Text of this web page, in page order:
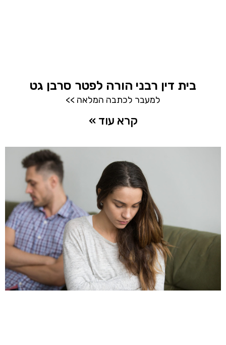
בית דין רבני הורה לפטר סרבן גט
למעבר לכתבה המלאה >>
קרא עוד »